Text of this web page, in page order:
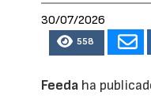
30/07/2026
558
Feeda ha